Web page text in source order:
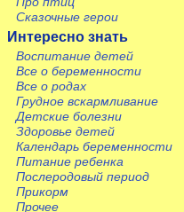
Сказочные герои
Интересно знать
Воспитание детей
Все о беременности
Все о родах
Грудное вскармливание
Детские болезни
Здоровье детей
Календарь беременности
Питание ребенка
Послеродовый период
Прикорм
Прочее